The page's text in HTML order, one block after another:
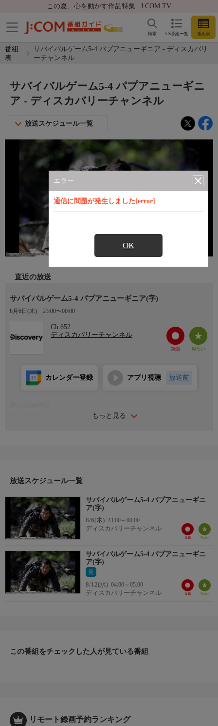
この夏、心を動かす作品特集 | J:COM TV
CS番組一覧 番組表
検索
番組
表
サバイバルゲーム5-4 パプアニューギニア - ディスカバリ
ーチャンネル
エラー
通信に問題が発生しました[error]
OK
サバイバルゲーム5-4 パプアニューギニ
ア - ディスカバリーチャンネル
放送スケジュール一覧
直近の放送
サバイバルゲーム5-4 パプアニューギニア(字)
8月6日(木) 23:00〜00:00
Ch.652
ディスカバリーチャンネル
もっと見る
カレンダー登録 アプリ視聴 放送前
という試練が待ち受けていた。さらに食事にありつこうと、素手
番組詳細
た海へとこぎ出すが、ベアの簡易な舟は救助されるまで持ちこた
えることができるのだろうか。
放送スケジュール一覧
サバイバルゲーム5-4 パプアニューギニ
ア(字)
8/6(木) 23:00～00:00
ディスカバリーチャンネル
サバイバルゲーム5-4 パプアニューギニ
ア(字)
見
8/12(水) 04:00～05:00
ディスカバリーチャンネル
この番組をチェックした人が見ている番組
リモート録画予約ランキング